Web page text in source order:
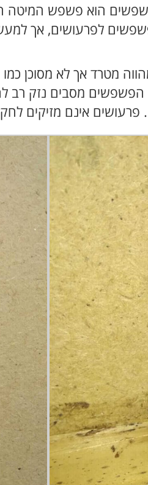
הוא פשפש המיטה
לפרעושים, אך
מטרד אך לא מסוכן
הפשפשים מסבים נזק
אינם מזיקים